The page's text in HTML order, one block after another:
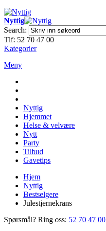
Nyttig
Search:
Tlf: 52 70 47 00
Kategorier
Meny
Nyttig
Hjemmet
Helse & velvære
Nytt
Party
Tilbud
Gavetips
Hjem
Nyttig
Bestselgere
Julestjernekrans
Spørsmål? Ring oss: 52 70 47 00